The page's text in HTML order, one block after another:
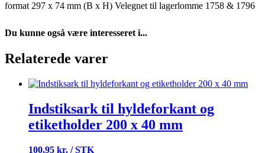
format 297 x 74 mm (B x H) Velegnet til lagerlomme 1758 & 1796
Du kunne også være interesseret i...
Relaterede varer
Indstiksark til hyldeforkant og
etiketholder 200 x 40 mm
100,95 kr. / STK